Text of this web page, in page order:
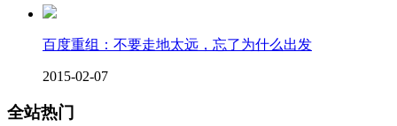
百度重组：不要走地太远，忘了为什么出发
2015-02-07
全站热门